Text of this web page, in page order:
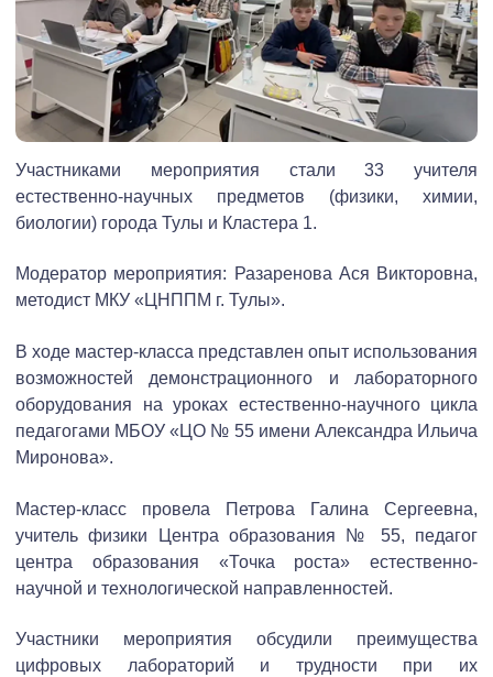
Участниками мероприятия стали 33 учителя
естественно-научных предметов (физики, химии,
биологии) города Тулы и Кластера 1.
Модератор мероприятия: Разаренова Ася Викторовна,
методист МКУ «ЦНППМ г. Тулы».
В ходе мастер-класса представлен опыт использования
возможностей демонстрационного и лабораторного
оборудования на уроках естественно-научного цикла
педагогами МБОУ «ЦО № 55 имени Александра Ильича
Миронова».
Мастер-класс провела Петрова Галина Сергеевна,
учитель физики Центра образования № 55, педагог
центра образования «Точка роста» естественно-
научной и технологической направленностей.
Участники мероприятия обсудили преимущества
цифровых лабораторий и трудности при их